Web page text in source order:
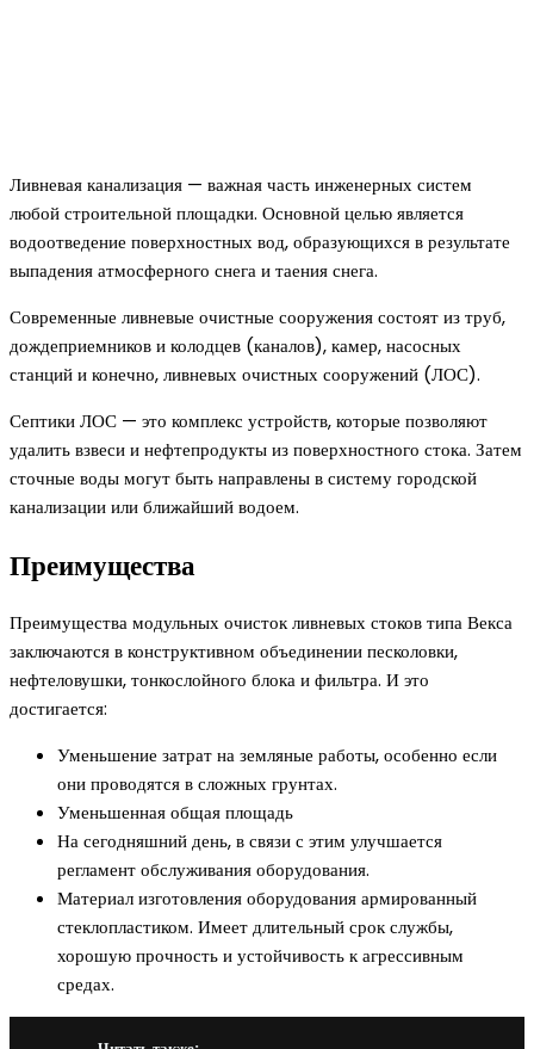
Ливневая канализация — важная часть инженерных систем
любой строительной площадки. Основной целью является
водоотведение поверхностных вод, образующихся в результате
выпадения атмосферного снега и таения снега.
Современные ливневые очистные сооружения состоят из труб,
дождеприемников и колодцев (каналов), камер, насосных
станций и конечно, ливневых очистных сооружений (ЛОС).
Септики ЛОС — это комплекс устройств, которые позволяют
удалить взвеси и нефтепродукты из поверхностного стока. Затем
сточные воды могут быть направлены в систему городской
канализации или ближайший водоем.
Преимущества
Преимущества модульных очисток ливневых стоков типа Векса
заключаются в конструктивном объединении песколовки,
нефтеловушки, тонкослойного блока и фильтра. И это
достигается:
Уменьшение затрат на земляные работы, особенно если
они проводятся в сложных грунтах.
Уменьшенная общая площадь
На сегодняшний день, в связи с этим улучшается
регламент обслуживания оборудования.
Материал изготовления оборудования армированный
стеклопластиком. Имеет длительный срок службы,
хорошую прочность и устойчивость к агрессивным
средах.